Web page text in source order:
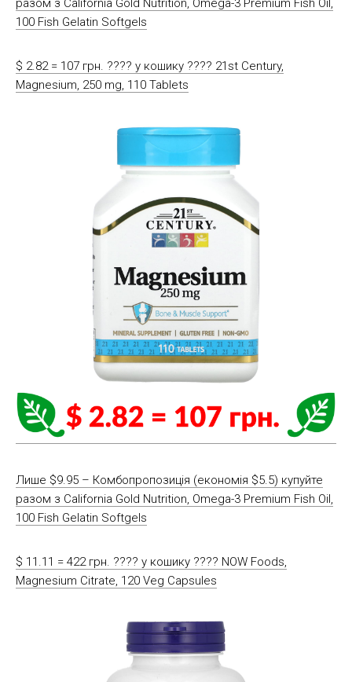
разом з California Gold Nutrition, Omega-3 Premium Fish Oil,
100 Fish Gelatin Softgels
$ 2.82 = 107 грн. ????️ у кошику ????️ 21st Century,
Magnesium, 250 mg, 110 Tablets
Лише $9.95 – Комбопропозиція (економія $5.5) купуйте
разом з California Gold Nutrition, Omega-3 Premium Fish Oil,
100 Fish Gelatin Softgels
$ 11.11 = 422 грн. ????️ у кошику ????️ NOW Foods,
Magnesium Citrate, 120 Veg Capsules